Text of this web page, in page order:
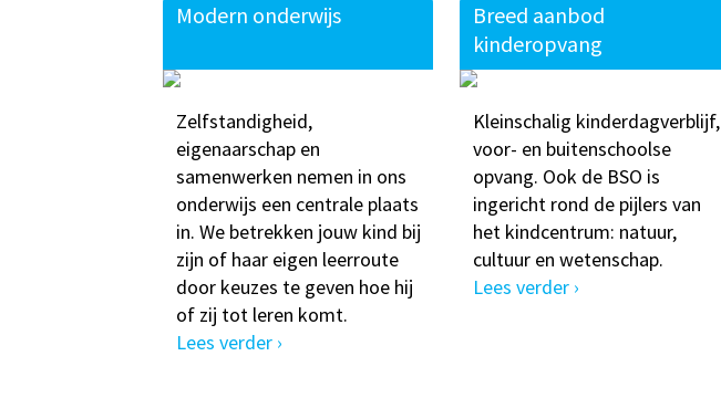
Modern onderwijs
Zelfstandigheid,
eigenaarschap en
samenwerken nemen in ons
onderwijs een centrale plaats
in. We betrekken jouw kind bij
zijn of haar eigen leerroute
door keuzes te geven hoe hij
of zij tot leren komt.
Lees verder ›
Breed aanbod
kinderopvang
Kleinschalig kinderdagverblijf,
voor- en buitenschoolse
opvang. Ook de BSO is
ingericht rond de pijlers van
het kindcentrum: natuur,
cultuur en wetenschap.
Lees verder ›